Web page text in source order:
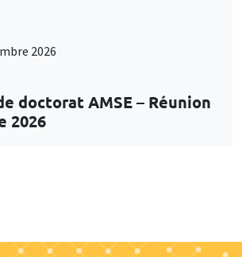
2026
doctorat AMSE – Réunion
2026